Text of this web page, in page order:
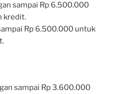
sampai Rp 6.500.000
kredit.
Rp 6.500.000 untuk
sampai Rp 3.600.000